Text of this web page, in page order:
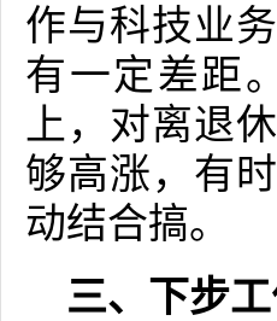
作与科技业
有一定差距
上，对离退
够高涨，有
动结合搞。
三、下步